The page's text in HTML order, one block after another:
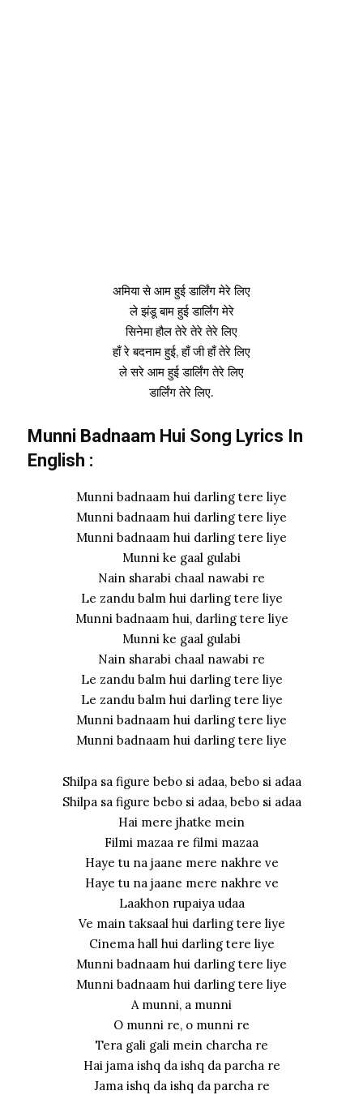
अमिया से आम हुई डार्लिंग मेरे लिए
ले झंडू बाम हुई डार्लिंग मेरे
सिनेमा हौल तेरे तेरे तेरे लिए
हाँ रे बदनाम हुई, हाँ जी हाँ तेरे लिए
ले सरे आम हुई डार्लिंग तेरे लिए
डार्लिंग तेरे लिए.
Munni Badnaam Hui Song Lyrics In
English :
Munni badnaam hui darling tere liye
Munni badnaam hui darling tere liye
Munni badnaam hui darling tere liye
Munni ke gaal gulabi
Nain sharabi chaal nawabi re
Le zandu balm hui darling tere liye
Munni badnaam hui, darling tere liye
Munni ke gaal gulabi
Nain sharabi chaal nawabi re
Le zandu balm hui darling tere liye
Le zandu balm hui darling tere liye
Munni badnaam hui darling tere liye
Munni badnaam hui darling tere liye
Shilpa sa figure bebo si adaa, bebo si adaa
Shilpa sa figure bebo si adaa, bebo si adaa
Hai mere jhatke mein
Filmi mazaa re filmi mazaa
Haye tu na jaane mere nakhre ve
Haye tu na jaane mere nakhre ve
Laakhon rupaiya udaa
Ve main taksaal hui darling tere liye
Cinema hall hui darling tere liye
Munni badnaam hui darling tere liye
Munni badnaam hui darling tere liye
A munni, a munni
O munni re, o munni re
Tera gali gali mein charcha re
Hai jama ishq da ishq da parcha re
Jama ishq da ishq da parcha re